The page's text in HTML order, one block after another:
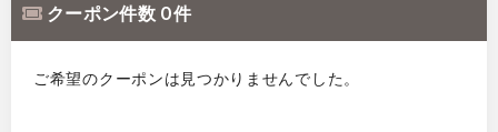
クーポン件数 0 件
ご希望のクーポンは見つかりませんでした。